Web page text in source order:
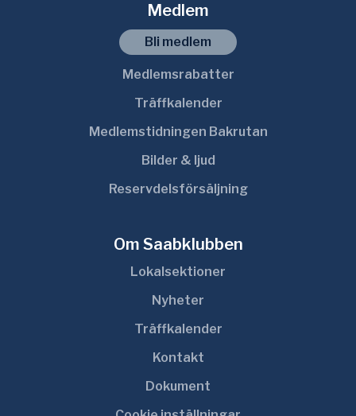
Medlem
Bli medlem
Medlemsrabatter
Träffkalender
Medlemstidningen Bakrutan
Bilder & ljud
Reservdelsförsäljning
Om Saabklubben
Lokalsektioner
Nyheter
Träffkalender
Kontakt
Dokument